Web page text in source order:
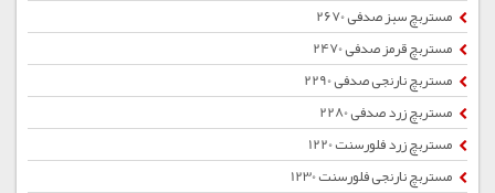
مستربچ سبز صدفی 2670
مستربچ قرمز صدفی 2470
مستربچ نارنجی صدفی 2290
مستربچ زرد صدفی 2280
مستربچ زرد فلورسنت 1220
مستربچ نارنجی فلورسنت 1230